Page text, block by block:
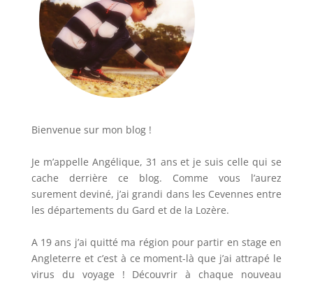
Bienvenue sur mon blog !
Je m’appelle Angélique, 31 ans et je suis celle qui se
cache derrière ce blog. Comme vous l’aurez
surement deviné, j’ai grandi dans les Cevennes entre
les départements du Gard et de la Lozère.
A 19 ans j’ai quitté ma région pour partir en stage en
Angleterre et c’est à ce moment-là que j’ai attrapé le
virus du voyage ! Découvrir à chaque nouveau